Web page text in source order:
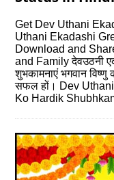
Get Dev Uthani
Uthani Ekadashi
Download and
and Family देवउठनी
शुभकामनाएं भगवान
सफल हों। D‍ev
Ko Hardik